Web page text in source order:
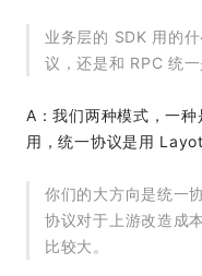
业务层的 SDK 用的
议，还是和 RPC 统
A：我们两种模式，一
用，统一协议是用
你们的大方向是统一
协议对于上游改造成
比较大。